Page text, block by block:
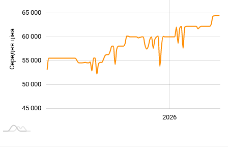
Середня ціна
45 000
50 000
55 000
60 000
65 000
2026